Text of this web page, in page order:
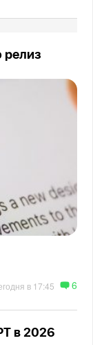
релиз
в 17:45 6
в 2026